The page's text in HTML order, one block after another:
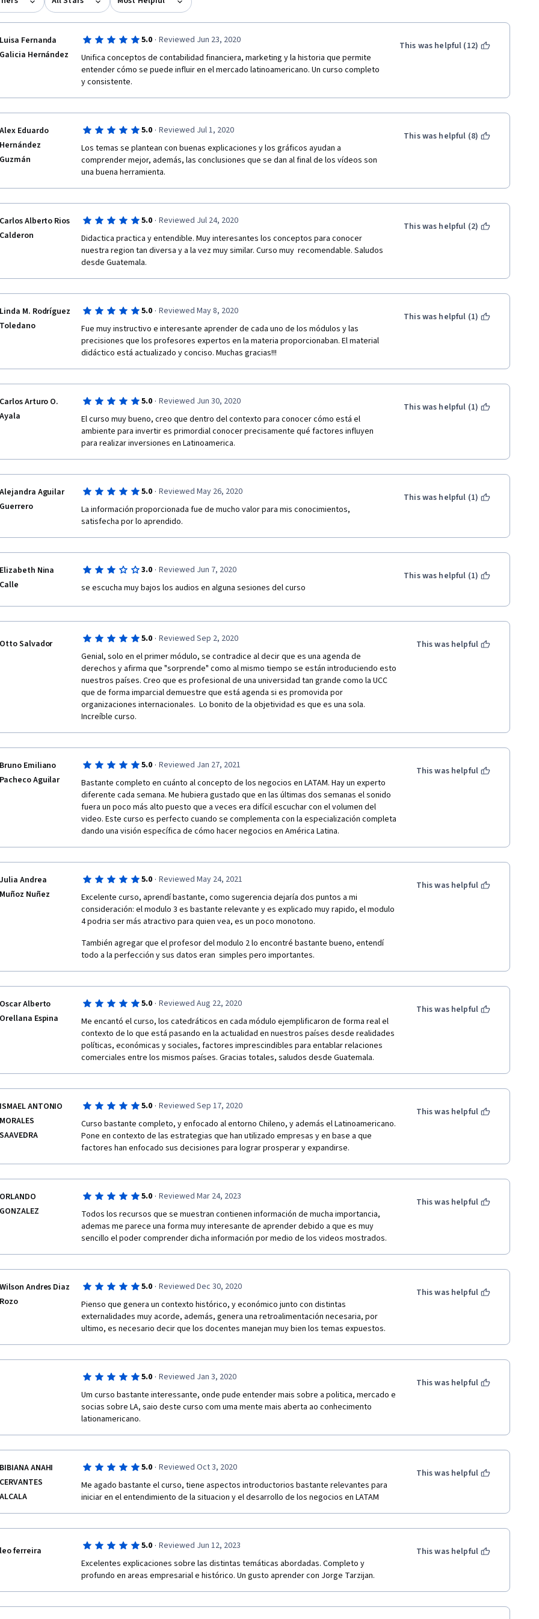
Luisa Fernanda
Galicia Hernández
5.0 · Reviewed Jun 23, 2020
Unifica conceptos de contabilidad financiera, marketing y la historia que permite
entender cómo se puede influir en el mercado latinoamericano. Un curso completo
y consistente.
This was helpful (12)
Alex Eduardo
Hernández
Guzmán
5.0 · Reviewed Jul 1, 2020
Los temas se plantean con buenas explicaciones y los gráficos ayudan a
comprender mejor, además, las conclusiones que se dan al final de los vídeos son
una buena herramienta.
This was helpful (8)
Carlos Alberto Rios
Calderon
5.0 · Reviewed Jul 24, 2020
Didactica practica y entendible. Muy interesantes los conceptos para conocer
nuestra region tan diversa y a la vez muy similar. Curso muy  recomendable. Saludos
desde Guatemala.
This was helpful (2)
Linda M. Rodríguez
Toledano
5.0 · Reviewed May 8, 2020
Fue muy instructivo e interesante aprender de cada uno de los módulos y las
precisiones que los profesores expertos en la materia proporcionaban. El material
didáctico está actualizado y conciso. Muchas gracias!!!
This was helpful (1)
Carlos Arturo O.
Ayala
5.0 · Reviewed Jun 30, 2020
El curso muy bueno, creo que dentro del contexto para conocer cómo está el
ambiente para invertir es primordial conocer precisamente qué factores influyen
para realizar inversiones en Latinoamerica.
This was helpful (1)
Alejandra Aguilar
Guerrero
5.0 · Reviewed May 26, 2020
La información proporcionada fue de mucho valor para mis conocimientos,
satisfecha por lo aprendido.
This was helpful (1)
Elizabeth Nina
Calle
3.0 · Reviewed Jun 7, 2020
se escucha muy bajos los audios en alguna sesiones del curso
This was helpful (1)
Otto Salvador 5.0 · Reviewed Sep 2, 2020
Genial, solo en el primer módulo, se contradice al decir que es una agenda de
derechos y afirma que "sorprende" como al mismo tiempo se están introduciendo esto
nuestros países. Creo que es profesional de una universidad tan grande como la UCC
que de forma imparcial demuestre que está agenda si es promovida por
organizaciones internacionales.  Lo bonito de la objetividad es que es una sola.
Increíble curso.
This was helpful
Bruno Emiliano
Pacheco Aguilar
5.0 · Reviewed Jan 27, 2021
Bastante completo en cuánto al concepto de los negocios en LATAM. Hay un experto
diferente cada semana. Me hubiera gustado que en las últimas dos semanas el sonido
fuera un poco más alto puesto que a veces era difícil escuchar con el volumen del
video. Este curso es perfecto cuando se complementa con la especialización completa
dando una visión específica de cómo hacer negocios en América Latina.
This was helpful
Julia Andrea
Muñoz Nuñez
5.0 · Reviewed May 24, 2021
Excelente curso, aprendí bastante, como sugerencia dejaría dos puntos a mi
consideración: el modulo 3 es bastante relevante y es explicado muy rapido, el modulo
4 podria ser más atractivo para quien vea, es un poco monotono.
También agregar que el profesor del modulo 2 lo encontré bastante bueno, entendí
todo a la perfección y sus datos eran  simples pero importantes.
This was helpful
Oscar Alberto
Orellana Espina
5.0 · Reviewed Aug 22, 2020
Me encantó el curso, los catedráticos en cada módulo ejemplificaron de forma real el
contexto de lo que está pasando en la actualidad en nuestros países desde realidades
políticas, económicas y sociales, factores imprescindibles para entablar relaciones
comerciales entre los mismos países. Gracias totales, saludos desde Guatemala.
This was helpful
ISMAEL ANTONIO
MORALES
SAAVEDRA
5.0 · Reviewed Sep 17, 2020
Curso bastante completo, y enfocado al entorno Chileno, y además el Latinoamericano.
Pone en contexto de las estrategias que han utilizado empresas y en base a que
factores han enfocado sus decisiones para lograr prosperar y expandirse.
This was helpful
ORLANDO
GONZALEZ
5.0 · Reviewed Mar 24, 2023
Todos los recursos que se muestran contienen información de mucha importancia,
ademas me parece una forma muy interesante de aprender debido a que es muy
sencillo el poder comprender dicha información por medio de los videos mostrados.
This was helpful
Wilson Andres Diaz
Rozo
5.0 · Reviewed Dec 30, 2020
Pienso que genera un contexto histórico, y económico junto con distintas
externalidades muy acorde, además, genera una retroalimentación necesaria, por
ultimo, es necesario decir que los docentes manejan muy bien los temas expuestos.
This was helpful
5.0 · Reviewed Jan 3, 2020
Um curso bastante interessante, onde pude entender mais sobre a politica, mercado e
socias sobre LA, saio deste curso com uma mente mais aberta ao conhecimento
lationamericano.
This was helpful
BIBIANA ANAHI
CERVANTES
ALCALA
5.0 · Reviewed Oct 3, 2020
Me agado bastante el curso, tiene aspectos introductorios bastante relevantes para
iniciar en el entendimiento de la situacion y el desarrollo de los negocios en LATAM
This was helpful
leo ferreira 5.0 · Reviewed Jun 12, 2023
Excelentes explicaciones sobre las distintas temáticas abordadas. Completo y
profundo en areas empresarial e histórico. Un gusto aprender con Jorge Tarzijan.
This was helpful